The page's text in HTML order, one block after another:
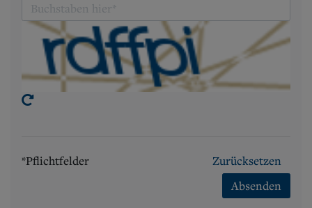
*Pflichtfelder
Zurücksetzen
Absenden